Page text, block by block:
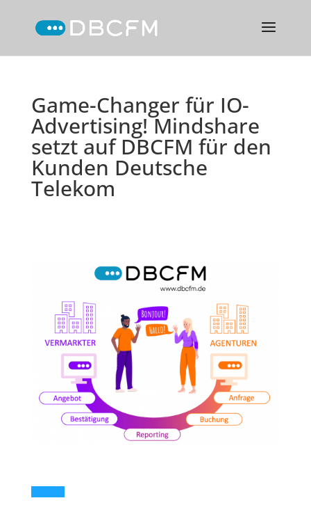
Game-Changer für IO-
Advertising! Mindshare
setzt auf DBCFM für den
Kunden Deutsche
Telekom